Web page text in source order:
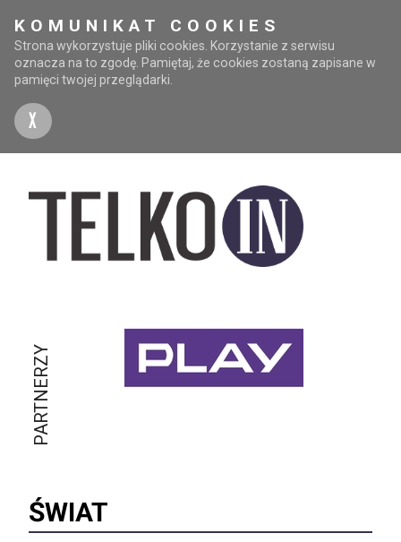
KOMUNIKAT COOKIES
Strona wykorzystuje pliki cookies. Korzystanie z serwisu
oznacza na to zgodę. Pamiętaj, że cookies zostaną zapisane w
pamięci twojej przeglądarki.
X
PARTNERZY
ŚWIAT